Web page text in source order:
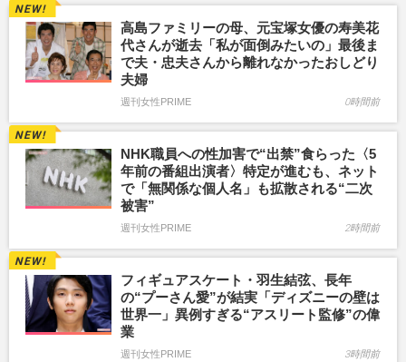
高島ファミリーの母、元宝塚女優の寿美花
代さんが逝去「私が面倒みたいの」最後ま
で夫・忠夫さんから離れなかったおしどり
夫婦
週刊女性PRIME 0時間前
NHK職員への性加害で“出禁”食らった〈5
年前の番組出演者〉特定が進むも、ネット
で「無関係な個人名」も拡散される“二次
被害”
週刊女性PRIME 2時間前
フィギュアスケート・羽生結弦、長年
の“プーさん愛”が結実「ディズニーの壁は
世界一」異例すぎる“アスリート監修”の偉
業
週刊女性PRIME 3時間前